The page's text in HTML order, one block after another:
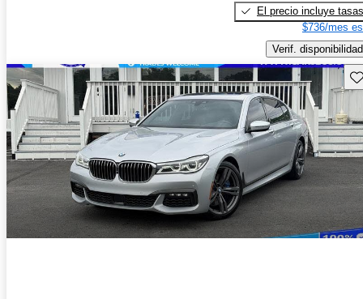
El precio incluye tasas
$736/mes
Verif. disponibilidad